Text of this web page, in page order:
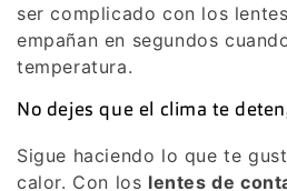
ser complicado con los
empañan en segundos
temperatura.
No dejes que el clima te
Sigue haciendo lo que te
calor. Con los lentes de